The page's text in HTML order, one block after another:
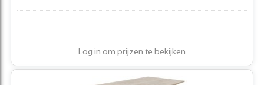
Log in om prijzen te bekijken